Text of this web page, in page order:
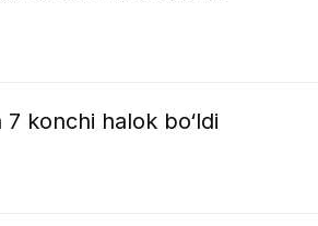
konchi halok bo‘ldi